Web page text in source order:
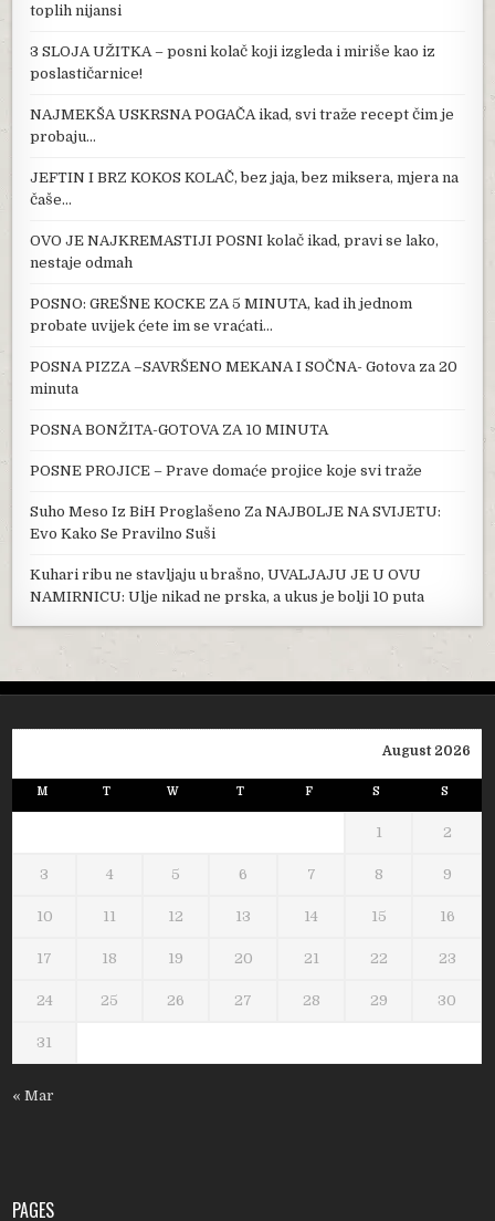
toplih nijansi
3 SLOJA UŽITKA – posni kolač koji izgleda i miriše kao iz
poslastičarnice!
NAJMEKŠA USKRSNA POGAČA ikad, svi traže recept čim je
probaju…
JEFTIN I BRZ KOKOS KOLAČ, bez jaja, bez miksera, mjera na
čaše…
OVO JE NAJKREMASTIJI POSNI kolač ikad, pravi se lako,
nestaje odmah
POSNO: GREŠNE KOCKE ZA 5 MINUTA, kad ih jednom
probate uvijek ćete im se vraćati…
POSNA PIZZA –SAVRŠENO MEKANA I SOČNA- Gotova za 20
minuta
POSNA BONŽITA-GOTOVA ZA 10 MINUTA
POSNE PROJICE – Prave domaće projice koje svi traže
Suho Meso Iz BiH Proglašeno Za NAJB0LJE NA SVIJETU:
Evo Kako Se Pravilno Suši
Kuhari ribu ne stavljaju u brašno, UVALJAJU JE U OVU
NAMIRNICU: Ulje nikad ne prska, a ukus je bolji 10 puta
August 2026
M T W T F S S
1 2
3 4 5 6 7 8 9
10 11 12 13 14 15 16
17 18 19 20 21 22 23
24 25 26 27 28 29 30
31
« Mar
PAGES